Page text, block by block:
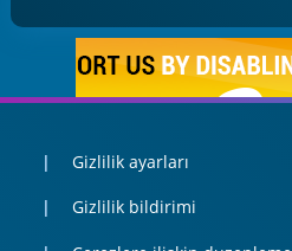
Gizlilik ayarları
Gizlilik bildirimi